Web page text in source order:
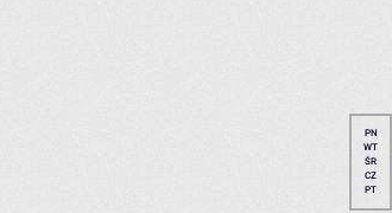
PN
WT
ŚR
CZ
PT